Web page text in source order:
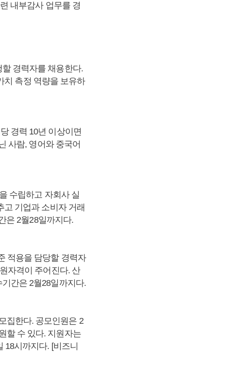
내부감사 업무를 경
경력자를 채용한다.
치 측정 역량을 보유하
경력 10년 이상이면
사람, 영어와 중국어
수립하고 자회사 실
기업과 소비자 거래
은 2월28일까지다.
적용을 담당할 경력자
자격이 주어진다. 산
간은 2월28일까지다.
집한다. 공모인원은 2
할 수 있다. 지원자는
시까지다. [비즈니